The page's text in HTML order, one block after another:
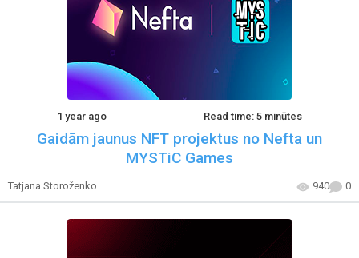
1 year ago Read time: 5 minūtes
Gaidām jaunus NFT projektus no Nefta un
MYSTiC Games
Tatjana Storoženko 940 0